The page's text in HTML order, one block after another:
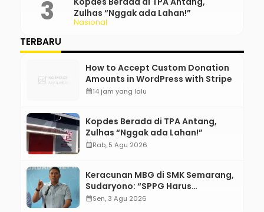
Nasional
Zulhas “Nggak ada Lahan!”
TERBARU
How to Accept Custom Donation
Amounts in WordPress with Stripe
calendar_month14 jam yang lalu
Kopdes Berada di TPA Antang,
Zulhas “Nggak ada Lahan!”
calendar_monthRab, 5 Agu 2026
Keracunan MBG di SMK Semarang,
Sudaryono: “SPPG Harus
Bertanggung Jawab!”
calendar_monthSen, 3 Agu 2026